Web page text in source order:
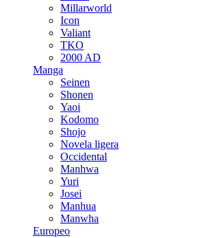
Millarworld
Icon
Valiant
TKO
2000 AD
Manga
Seinen
Shonen
Yaoi
Kodomo
Shojo
Novela ligera
Occidental
Manhwa
Yuri
Josei
Manhua
Manwha
Europeo